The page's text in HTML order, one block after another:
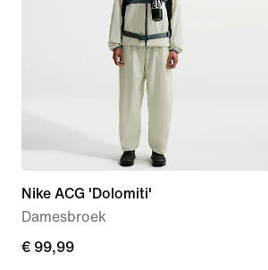
Nike ACG 'Dolomiti'
Damesbroek
€ 99,99
€ 99,99